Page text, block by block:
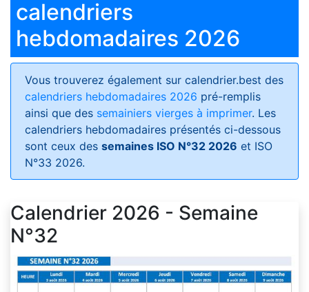
calendriers
hebdomadaires 2026
Vous trouverez également sur calendrier.best des
calendriers hebdomadaires 2026 pré-remplis
ainsi que des semainiers vierges à imprimer. Les
calendriers hebdomadaires présentés ci-dessous
sont ceux des semaines ISO N°32 2026 et ISO
N°33 2026.
Calendrier 2026 - Semaine
N°32